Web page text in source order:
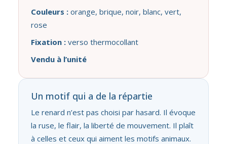
Couleurs : orange, brique, noir, blanc, vert,
rose
Fixation : verso thermocollant
Vendu à l’unité
Un motif qui a de la répartie
Le renard n’est pas choisi par hasard. Il évoque
la ruse, le flair, la liberté de mouvement. Il plaît
à celles et ceux qui aiment les motifs animaux.